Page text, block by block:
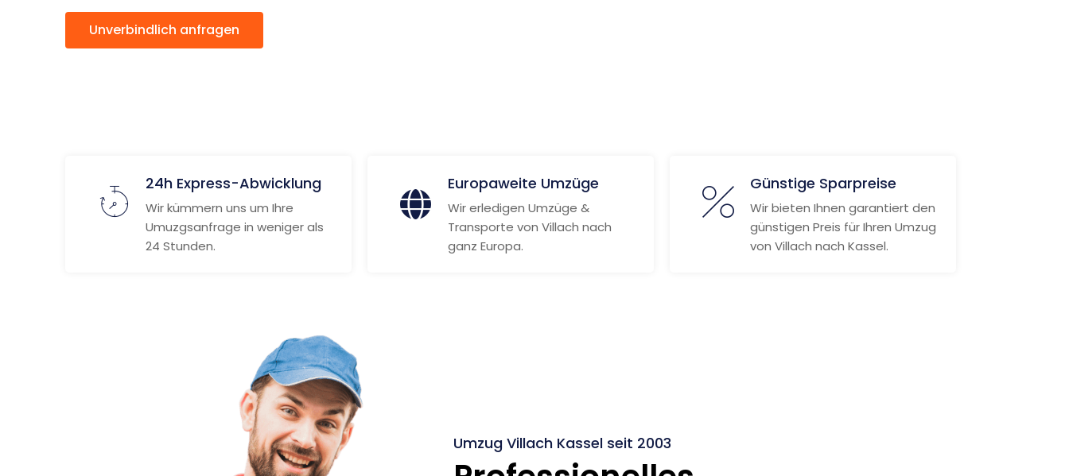
Unverbindlich anfragen
24h Express-Abwicklung
Wir kümmern uns um Ihre
Umuzgsanfrage in weniger als
24 Stunden.
Europaweite Umzüge
Wir erledigen Umzüge &
Transporte von Villach nach
ganz Europa.
Günstige Sparpreise
Wir bieten Ihnen garantiert den
günstigen Preis für Ihren Umzug
von Villach nach Kassel.
Umzug Villach Kassel seit 2003